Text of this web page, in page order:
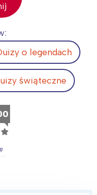
o legendach
świąteczne
☆